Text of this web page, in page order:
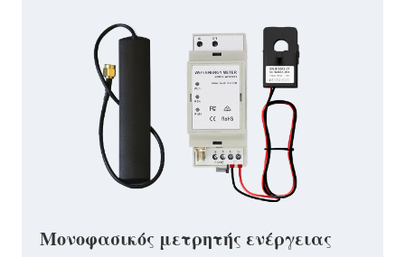
Μονοφασικός μετρητής ενέργειας